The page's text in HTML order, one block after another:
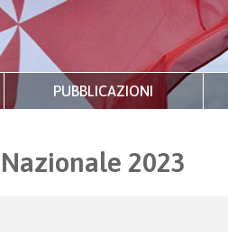
PUBBLICAZIONI
2023